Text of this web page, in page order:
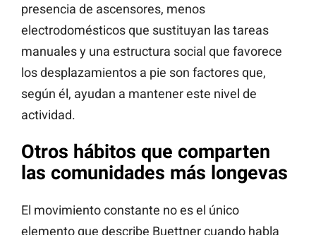
presencia de ascensores, menos
electrodomésticos que sustituyan las tareas
manuales y una estructura social que favorece
los desplazamientos a pie son factores que,
según él, ayudan a mantener este nivel de
actividad.
Otros hábitos que comparten
las comunidades más longevas
El movimiento constante no es el único
elemento que describe Buettner cuando habla